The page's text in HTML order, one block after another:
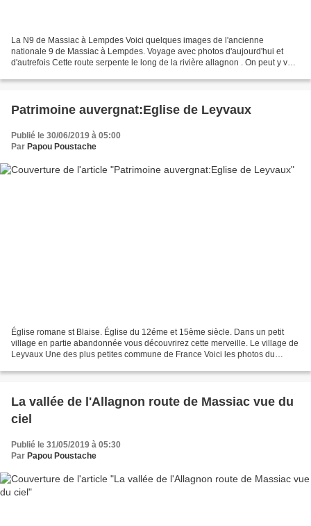
La N9 de Massiac à Lempdes Voici quelques images de l'ancienne
nationale 9 de Massiac à Lempdes. Voyage avec photos d'aujourd'hui et
d'autrefois Cette route serpente le long de la rivière allagnon . On peut y voir
Patrimoine auvergnat:Eglise de Leyvaux
Publié le 30/06/2019 à 05:00
Par Papou Poustache
Église romane st Blaise. Église du 12éme et 15ème siècle. Dans un petit
village en partie abandonnée vous découvrirez cette merveille. Le village de
Leyvaux Une des plus petites commune de France Voici les photos du
La vallée de l'Allagnon route de Massiac vue du
ciel
Publié le 31/05/2019 à 05:30
Par Papou Poustache